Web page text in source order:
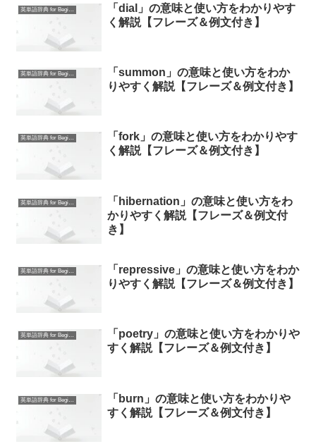
英単語辞典 for Beginners
「dial」の意味と使い方をわかりやす
く解説【フレーズ＆例文付き】
英単語辞典 for Beginners
「summon」の意味と使い方をわか
りやすく解説【フレーズ＆例文付き】
英単語辞典 for Beginners
「fork」の意味と使い方をわかりやす
く解説【フレーズ＆例文付き】
英単語辞典 for Beginners
「hibernation」の意味と使い方をわ
かりやすく解説【フレーズ＆例文付
き】
英単語辞典 for Beginners
「repressive」の意味と使い方をわか
りやすく解説【フレーズ＆例文付き】
英単語辞典 for Beginners
「poetry」の意味と使い方をわかりや
すく解説【フレーズ＆例文付き】
英単語辞典 for Beginners
「burn」の意味と使い方をわかりや
すく解説【フレーズ＆例文付き】